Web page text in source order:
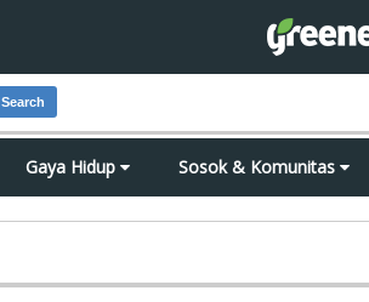
Search
Gaya Hidup Sosok & Komunitas